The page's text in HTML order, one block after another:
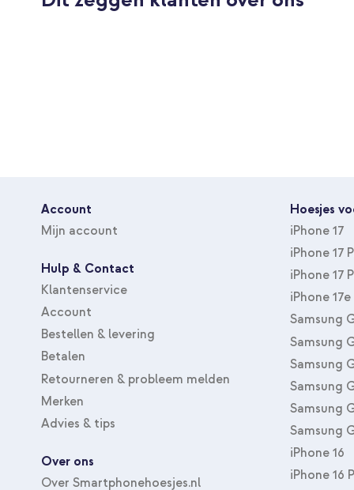
Account
Mijn account
Hulp & Contact
Klantenservice
Account
Bestellen & levering
Betalen
Retourneren & probleem melden
Merken
Advies & tips
Over ons
Over Smartphonehoesjes.nl
Hoesjes
iPhone 17
iPhone 17
iPhone 17
iPhone 17e
Samsung
Samsung
Samsung
Samsung
Samsung
Samsung
iPhone 16
iPhone 16